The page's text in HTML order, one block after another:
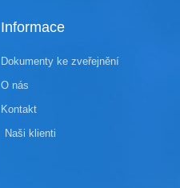
Informace
Dokumenty ke zveřejnění
O nás
Kontakt
Naši klienti